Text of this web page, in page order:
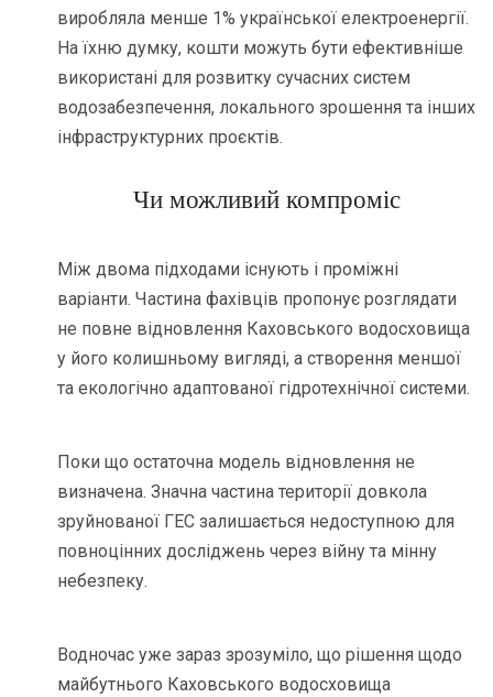
виробляла менше 1% української електроенергії.
На їхню думку, кошти можуть бути ефективніше
використані для розвитку сучасних систем
водозабезпечення, локального зрошення та інших
інфраструктурних проєктів.
Чи можливий компроміс
Між двома підходами існують і проміжні
варіанти. Частина фахівців пропонує розглядати
не повне відновлення Каховського водосховища
у його колишньому вигляді, а створення меншої
та екологічно адаптованої гідротехнічної системи.
Поки що остаточна модель відновлення не
визначена. Значна частина території довкола
зруйнованої ГЕС залишається недоступною для
повноцінних досліджень через війну та мінну
небезпеку.
Водночас уже зараз зрозуміло, що рішення щодо
майбутнього Каховського водосховища